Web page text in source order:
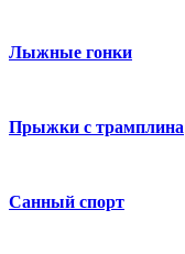
Лыжные гонки
Прыжки с трамплина
Санный спорт